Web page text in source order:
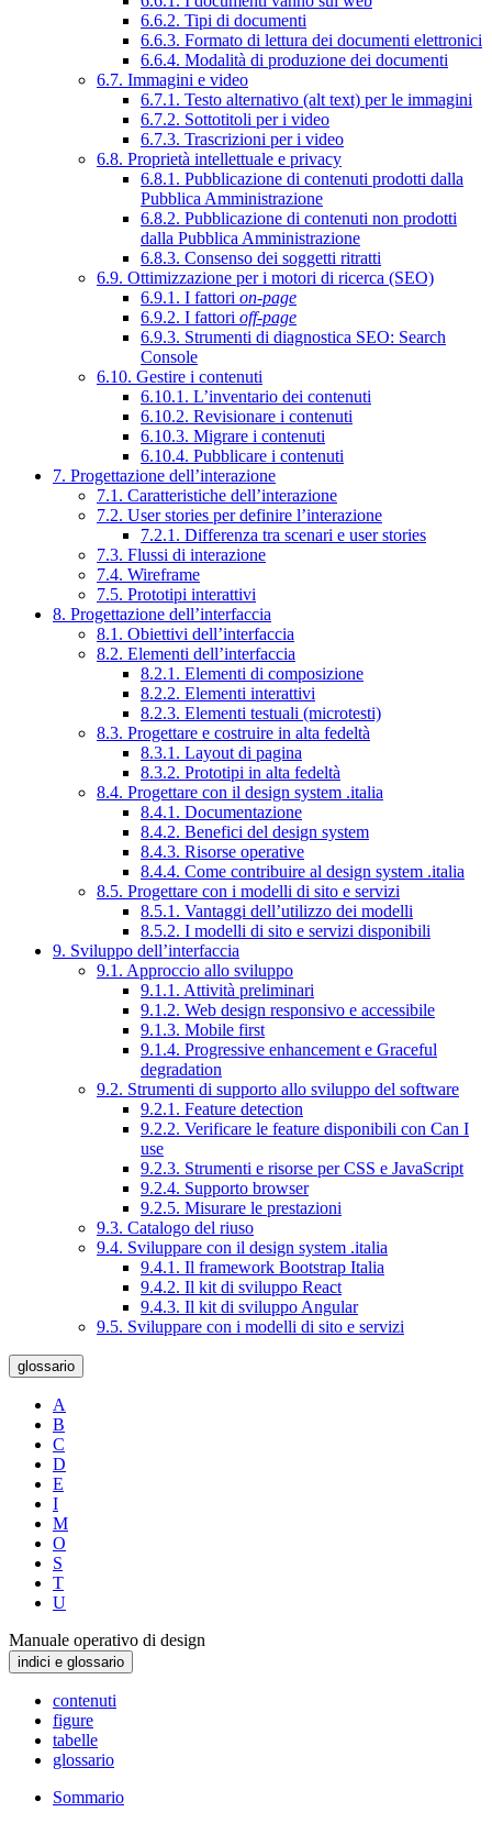
6.6.2. Tipi di documenti
6.6.3. Formato di lettura dei documenti elettronici
6.6.4. Modalità di produzione dei documenti
6.7. Immagini e video
6.7.1. Testo alternativo (alt text) per le immagini
6.7.2. Sottotitoli per i video
6.7.3. Trascrizioni per i video
6.8. Proprietà intellettuale e privacy
6.8.1. Pubblicazione di contenuti prodotti dalla
Pubblica Amministrazione
6.8.2. Pubblicazione di contenuti non prodotti
dalla Pubblica Amministrazione
6.8.3. Consenso dei soggetti ritratti
6.9. Ottimizzazione per i motori di ricerca (SEO)
6.9.1. I fattori on-page
6.9.2. I fattori off-page
6.9.3. Strumenti di diagnostica SEO: Search
Console
6.10. Gestire i contenuti
6.10.1. L’inventario dei contenuti
6.10.2. Revisionare i contenuti
6.10.3. Migrare i contenuti
6.10.4. Pubblicare i contenuti
7. Progettazione dell’interazione
7.1. Caratteristiche dell’interazione
7.2. User stories per definire l’interazione
7.2.1. Differenza tra scenari e user stories
7.3. Flussi di interazione
7.4. Wireframe
7.5. Prototipi interattivi
8. Progettazione dell’interfaccia
8.1. Obiettivi dell’interfaccia
8.2. Elementi dell’interfaccia
8.2.1. Elementi di composizione
8.2.2. Elementi interattivi
8.2.3. Elementi testuali (microtesti)
8.3. Progettare e costruire in alta fedeltà
8.3.1. Layout di pagina
8.3.2. Prototipi in alta fedeltà
8.4. Progettare con il design system .italia
8.4.1. Documentazione
8.4.2. Benefici del design system
8.4.3. Risorse operative
8.4.4. Come contribuire al design system .italia
8.5. Progettare con i modelli di sito e servizi
8.5.1. Vantaggi dell’utilizzo dei modelli
8.5.2. I modelli di sito e servizi disponibili
9. Sviluppo dell’interfaccia
9.1. Approccio allo sviluppo
9.1.1. Attività preliminari
9.1.2. Web design responsivo e accessibile
9.1.3. Mobile first
9.1.4. Progressive enhancement e Graceful
degradation
9.2. Strumenti di supporto allo sviluppo del software
9.2.1. Feature detection
9.2.2. Verificare le feature disponibili con Can I
use
9.2.3. Strumenti e risorse per CSS e JavaScript
9.2.4. Supporto browser
9.2.5. Misurare le prestazioni
9.3. Catalogo del riuso
9.4. Sviluppare con il design system .italia
9.4.1. Il framework Bootstrap Italia
9.4.2. Il kit di sviluppo React
9.4.3. Il kit di sviluppo Angular
9.5. Sviluppare con i modelli di sito e servizi
glossario
A
B
C
D
E
I
M
O
S
T
U
Manuale operativo di design
indici e glossario
contenuti
figure
tabelle
glossario
Sommario